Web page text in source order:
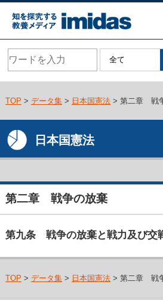
TOP > データ集> 日本国憲法> 第二章 戦
日本国憲法
第二章 戦争の放棄
第九条 戦争の放棄と戦力及び交
TOP > データ集> 日本国憲法> 第二章 戦